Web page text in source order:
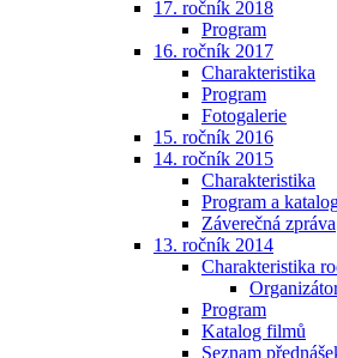
17. ročník 2018
Program
16. ročník 2017
Charakteristika
Program
Fotogalerie
15. ročník 2016
14. ročník 2015
Charakteristika
Program a
Záverečná zpráva
13. ročník 2014
Charakteristika
Program
Katalog filmů
Seznam